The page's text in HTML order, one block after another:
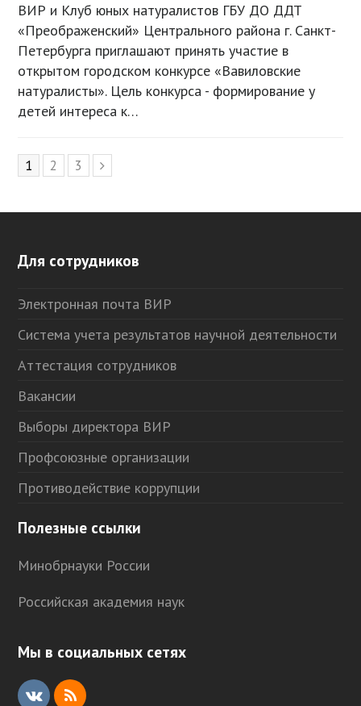
ВИР и Клуб юных натуралистов ГБУ ДО ДДТ
«Преображенский» Центрального района г. Санкт-
Петербурга приглашают принять участие в
открытом городском конкурсе «Вавиловские
натуралисты». Цель конкурса - формирование у
детей интереса к…
Page
1 Page
2 Page
3
Для сотрудников
Электронная почта ВИР
Система учета результатов научной деятельности
Аттестация сотрудников
Вакансии
Выборы директора ВИР
Профсоюзные организации
Противодействие коррупции
Полезные ссылки
Минобрнауки России
Российская академия наук
Мы в социальных сетях
V R